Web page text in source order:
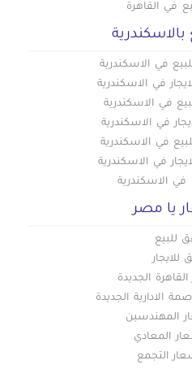
في القاهرة
بالاسكندرية
في الاسكندرية
في الاسكندرية
في الاسكندرية
في الاسكندرية
في الاسكندرية
في الاسكندرية
في الاسكندرية
يا مصر
للبيع
الجديدة
الادارية الجديدة
المهندسين
المعادي
التجمع